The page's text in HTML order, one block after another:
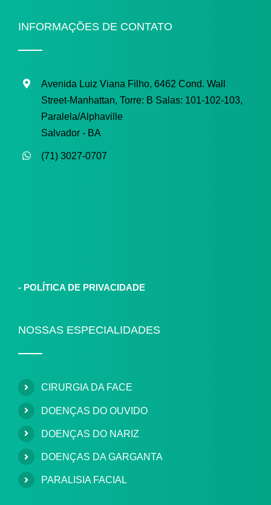
INFORMAÇÕES DE CONTATO
Avenida Luiz Viana Filho, 6462 Cond. Wall
Street-Manhattan, Torre: B Salas: 101-102-103,
Paralela/Alphaville
Salvador - BA
(71) 3027-0707
- POLÍTICA DE PRIVACIDADE
NOSSAS ESPECIALIDADES
CIRURGIA DA FACE
DOENÇAS DO OUVIDO
DOENÇAS DO NARIZ
DOENÇAS DA GARGANTA
PARALISIA FACIAL